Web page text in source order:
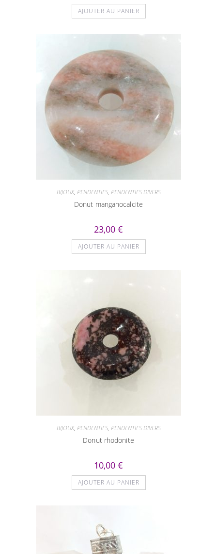
AJOUTER AU PANIER
BIJOUX, PENDENTIFS, PENDENTIFS DIVERS
Donut manganocalcite
23,00 €
AJOUTER AU PANIER
BIJOUX, PENDENTIFS, PENDENTIFS DIVERS
Donut rhodonite
10,00 €
AJOUTER AU PANIER